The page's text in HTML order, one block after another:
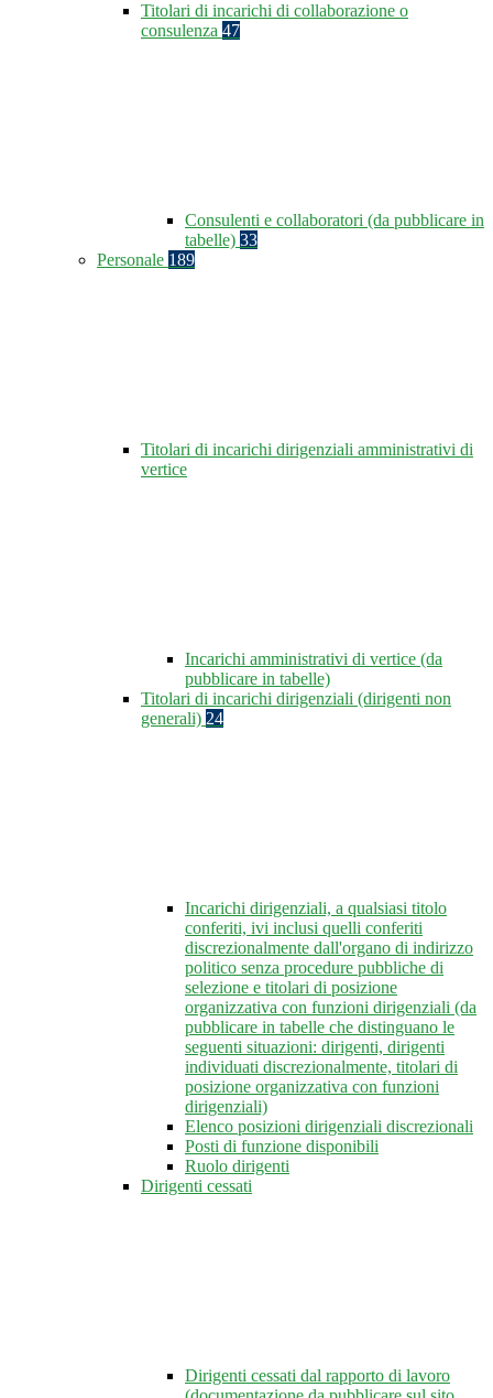
Titolari di incarichi di collaborazione o
consulenza 47
Consulenti e collaboratori (da pubblicare in
tabelle) 33
Personale 189
Titolari di incarichi dirigenziali amministrativi di
vertice
Incarichi amministrativi di vertice (da
pubblicare in tabelle)
Titolari di incarichi dirigenziali (dirigenti non
generali) 24
Incarichi dirigenziali, a qualsiasi titolo
conferiti, ivi inclusi quelli conferiti
discrezionalmente dall'organo di indirizzo
politico senza procedure pubbliche di
selezione e titolari di posizione
organizzativa con funzioni dirigenziali (da
pubblicare in tabelle che distinguano le
seguenti situazioni: dirigenti, dirigenti
individuati discrezionalmente, titolari di
posizione organizzativa con funzioni
dirigenziali)
Elenco posizioni dirigenziali discrezionali
Posti di funzione disponibili
Ruolo dirigenti
Dirigenti cessati
Dirigenti cessati dal rapporto di lavoro